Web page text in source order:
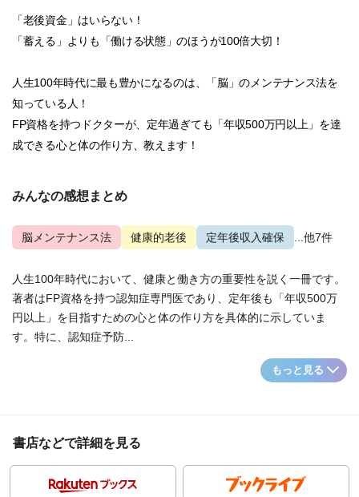
「老後資金」はいらない！
「蓄える」よりも「働ける状態」のほうが100倍大切！
人生100年時代に最も豊かになるのは、「脳」のメンテナンス法を
知っている人！
FP資格を持つドクターが、定年過ぎても「年収500万円以上」を達
成できる心と体の作り方、教えます！
みんなの感想まとめ
脳メンテナンス法 健康的老後 定年後収入確保 ...他7件
人生100年時代において、健康と働き方の重要性を説く一冊です。
著者はFP資格を持つ認知症専門医であり、定年後も「年収500万
円以上」を目指すための心と体の作り方を具体的に示していま
す。特に、認知症予防...
もっと見る
書店などで詳細を見る